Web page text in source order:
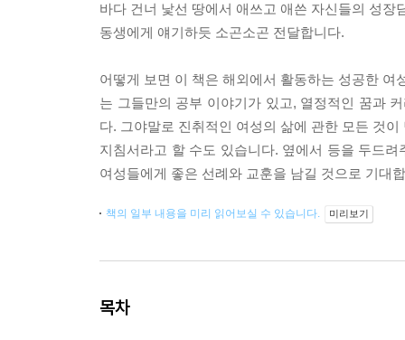
바다 건너 낯선 땅에서 애쓰고 애쓴 자신들의 성
동생에게 얘기하듯 소곤소곤 전달합니다.
어떻게 보면 이 책은 해외에서 활동하는 성공한
는 그들만의 공부 이야기가 있고, 열정적인 꿈과
다. 그야말로 진취적인 여성의 삶에 관한 모든 것
지침서라고 할 수도 있습니다. 옆에서 등을 두드
여성들에게 좋은 선례와 교훈을 남길 것으로 기대
책의 일부 내용을 미리 읽어보실 수 있습니다. 미리보기
목차